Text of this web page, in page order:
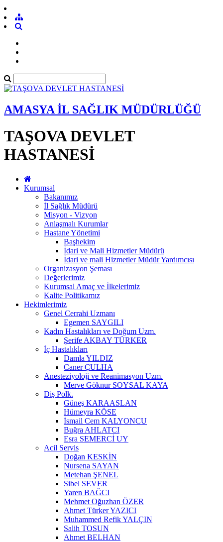
AMASYA İL SAĞLIK MÜDÜRLÜĞÜ
TAŞOVA DEVLET
HASTANESİ
Kurumsal
Bakanımız
İl Sağlık Müdürü
Misyon - Vizyon
Anlaşmalı Kurumlar
Hastane Yönetimi
Başhekim
İdari ve Mali Hizmetler Müdürü
İdari ve mali Hizmetler Müdür Yardımcısı
Organizasyon Şeması
Değerlerimiz
Kurumsal Amaç ve İlkelerimiz
Kalite Politikamız
Hekimlerimiz
Genel Cerrahi Uzmanı
Egemen SAYGILI
Kadın Hastalıkları ve Doğum Uzm.
Şerife AKBAY TÜRKER
İç Hastalıkları
Damla YILDIZ
Caner ÇULHA
Anesteziyoloji ve Reanimasyon Uzm.
Merve Göknur SOYSAL KAYA
Diş Polk.
Güneş KARAASLAN
Hümeyra KÖSE
İsmail Cem KALYONCU
Buğra AHLATCI
Esra SEMERCİ UY
Acil Servis
Doğan KESKİN
Nursena SAYAN
Metehan ŞENEL
Sibel SEVER
Yaren BAĞCI
Mehmet Oğuzhan ÖZER
Ahmet Türker YAZICI
Muhammed Refik YALÇIN
Salih TOSUN
Ahmet BELHAN